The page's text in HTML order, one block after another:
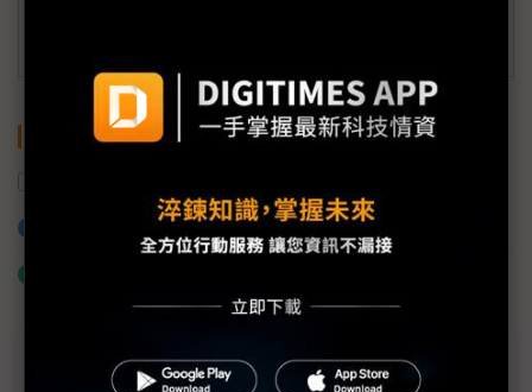
關鍵字
加入已選取到「關鍵字追蹤」
近７天熱門報導